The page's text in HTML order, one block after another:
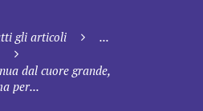
gli articoli ...
dal cuore grande,
per...